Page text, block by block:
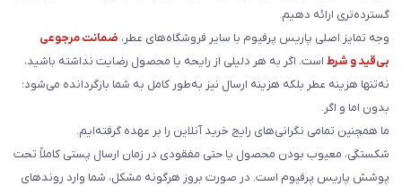
گسترده‌تری ارائه دهیم.
وجه تمایز اصلی پاریس پرفیوم با سایر فروشگاه‌های عطر، ضمانت مرجوعی
بی‌قید و شرط است. اگر به هر دلیلی از رایحه یا محصول رضایت نداشته باشید،
نه‌تنها هزینه عطر بلکه هزینه ارسال نیز به‌طور کامل به شما بازگردانده می‌شود؛
بدون اما و اگر.
ما همچنین تمامی نگرانی‌های رایج خرید آنلاین را بر عهده گرفته‌ایم.
شکستگی، معیوب بودن محصول یا حتی مفقودی در زمان ارسال پستی کاملاً تحت
پوشش پاریس پرفیوم است. در صورت بروز هرگونه مشکل، شما وارد روندهای